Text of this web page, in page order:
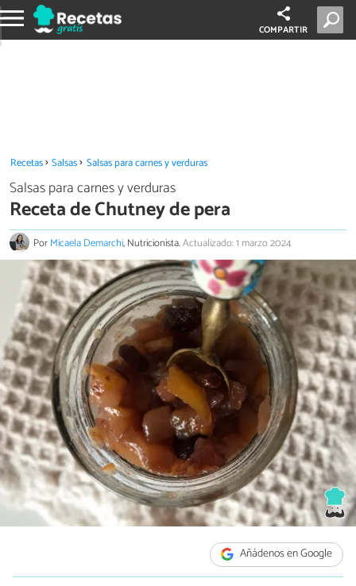
COMPARTIR
Recetas Salsas Salsas para carnes y verduras
Salsas para carnes y verduras
Receta de Chutney de pera
PorMicaela Demarchi, Nutricionista.Actualizado: 1 marzo 2024
Añádenos en Google